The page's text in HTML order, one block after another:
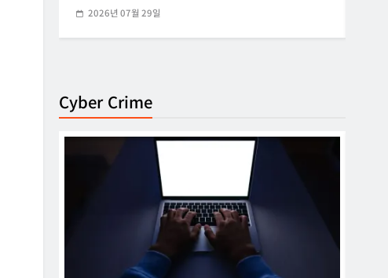
2026년 07월 21일
Cyber Crime
CYBERCRIME